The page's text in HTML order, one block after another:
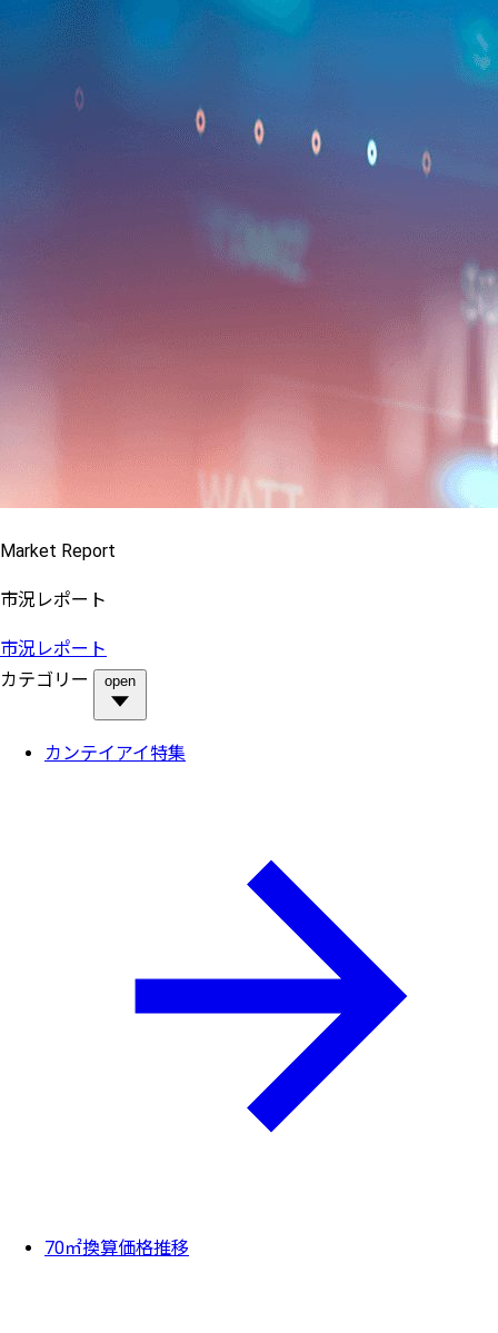
Market Report
市況レポート
市況レポート
カテゴリー
open
カンテイアイ特集
70㎡換算価格推移